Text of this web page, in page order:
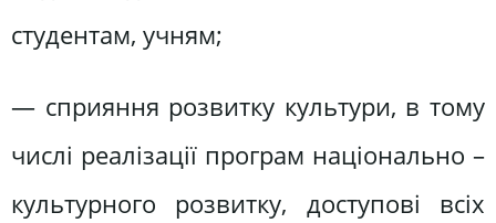
студентам, учням;
— сприяння розвитку культури, в тому
числі реалізації програм національно –
культурного розвитку, доступові всіх